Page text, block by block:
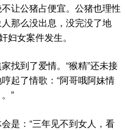
让公猪占便宜。公猪也理性
那么没出息，没完没了地
妇女案件发生。
找到了爱情。“猴精”还未接
起了情歌：“阿哥哦阿妹情
”
是：“三年见不到女人，看